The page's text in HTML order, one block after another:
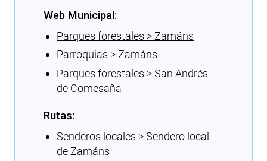
Web Municipal:
Parques forestales > Zamáns
Parroquias > Zamáns
Parques forestales > San Andrés
de Comesaña
Rutas:
Senderos locales > Sendero local
de Zamáns